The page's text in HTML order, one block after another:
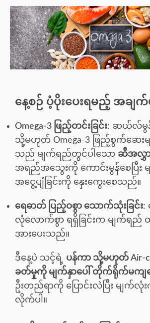
နေ့စဉ် ပံ့ပိုးပေးရမည့် အချက်မ
Omega-3 ဖြည့်တင်းခြင်း: ဆယ်လ်မွန်င
သို့မဟုတ် Omega-3 ဖြည့်စွက်ဆေးမျာ
သည် မျက်ရည်တွင်ပါသော ဆီအလွှာ
အရည်အသွေးကို ကောင်းမွန်စေပြီး မ
အငွေ့ပျံခြင်းကို နှေးကွေးစေသည်။
ရေဓာတ် ပြည့်ဝစွာ သောက်သုံးခြင်း:
လုံလောက်စွာ ရရှိခြင်းက မျက်ရ
အားပေးသည်။
ဒီနေ့ပဲ သင့်ရဲ့ ပန်ကာ သို့မဟုတ် Air-
ခတ်မှုကို မျက်နှာပေါ် တိုက်ရိုက်မကျ
ဦးတည်ရာကို ပြောင်းလဲပြီး မျက်
လိုက်ပါ။